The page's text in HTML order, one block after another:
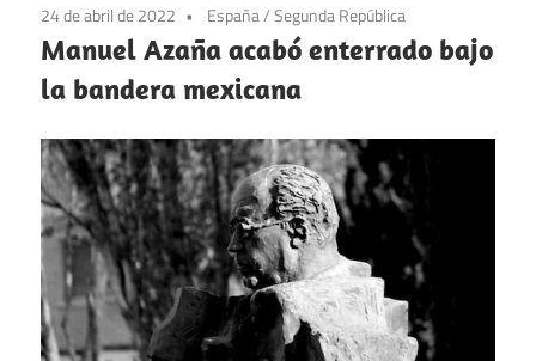
historia
24 de abril de 2022 España/Segunda República
Manuel Azaña acabó enterrado bajo
la bandera mexicana